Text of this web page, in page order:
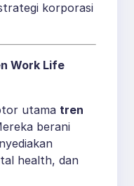
korporasi
Work Life
utama tren
berani
health, dan